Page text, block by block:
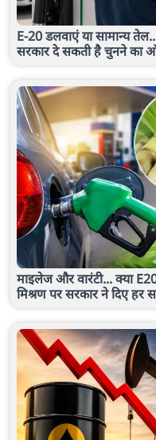
E-20 डलवाएं या सामान्य
सरकार दे सकती है चुनने का
माइलेज और वारंटी... क्या E20 पेट्रोल से खराब होता है इंजन? इथेनोल
मिश्रण पर सरकार ने दिए हर